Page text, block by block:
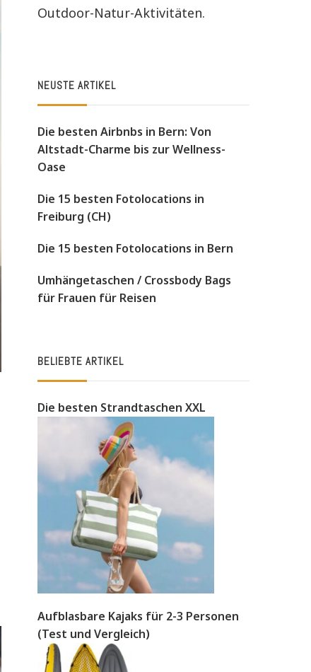
Outdoor-Natur-Aktivitäten.
NEUSTE ARTIKEL
Die besten Airbnbs in Bern: Von
Altstadt-Charme bis zur Wellness-
Oase
Die 15 besten Fotolocations in
Freiburg (CH)
Die 15 besten Fotolocations in Bern
Umhängetaschen / Crossbody Bags
für Frauen für Reisen
BELIEBTE ARTIKEL
Die besten Strandtaschen XXL
Aufblasbare Kajaks für 2-3 Personen
(Test und Vergleich)